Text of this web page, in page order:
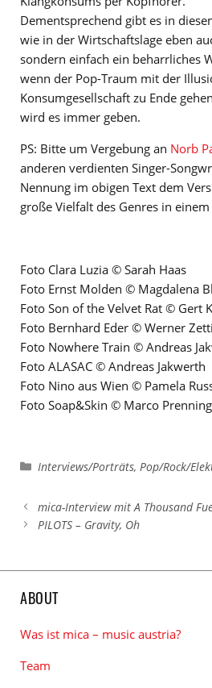
Dementsprechend gibt es in
wie in der Wirtschaftslage eben
sondern einfach ein beharrliches
wenn der Pop-Traum mit der
Konsumgesellschaft zu Ende
wird es immer geben.
PS: Bitte um Vergebung an Norb
anderen verdienten Singer-
Nennung im obigen Text dem
große Vielfalt des Genres in
Foto Clara Luzia © Sarah Haas
Foto Ernst Molden © Magdalena
Foto Son of the Velvet Rat © Gert
Foto Bernhard Eder © Werner
Foto Nowhere Train © Andreas
Foto ALASAC © Andreas Jakwerth
Foto Nino aus Wien © Pamela
Foto Soap&Skin © Marco
Kategorien
Interviews/Porträts, Pop/Rock/
mica-Interview mit A Thousand
PILOTS – Gravity, Oh
ABOUT
Was ist mica – music austria?
Team